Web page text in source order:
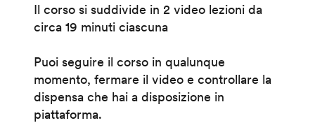
Il corso si suddivide in 2 video lezioni da
circa 19 minuti ciascuna
Puoi seguire il corso in qualunque
momento, fermare il video e controllare la
dispensa che hai a disposizione in
piattaforma.